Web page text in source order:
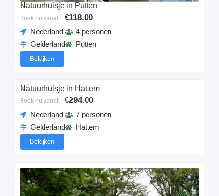
Natuurhuisje in Putten
Boek nu vanaf: €118.00
Nederland
Gelderland
4 personen
Putten
Bekijken
Natuurhuisje in Hattem
Boek nu vanaf: €294.00
Nederland
Gelderland
7 personen
Hattem
Bekijken